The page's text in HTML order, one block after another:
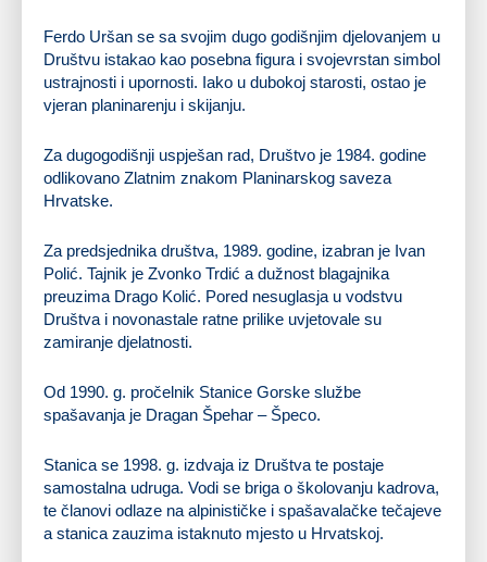
Ferdo Uršan se sa svojim dugo godišnjim djelovanjem u
Društvu istakao kao posebna figura i svojevrstan simbol
ustrajnosti i upornosti. Iako u dubokoj starosti, ostao je
vjeran planinarenju i skijanju.
Za dugogodišnji uspješan rad, Društvo je 1984. godine
odlikovano Zlatnim znakom Planinarskog saveza
Hrvatske.
Za predsjednika društva, 1989. godine, izabran je Ivan
Polić. Tajnik je Zvonko Trdić a dužnost blagajnika
preuzima Drago Kolić. Pored nesuglasja u vodstvu
Društva i novonastale ratne prilike uvjetovale su
zamiranje djelatnosti.
Od 1990. g. pročelnik Stanice Gorske službe
spašavanja je Dragan Špehar – Špeco.
Stanica se 1998. g. izdvaja iz Društva te postaje
samostalna udruga. Vodi se briga o školovanju kadrova,
te članovi odlaze na alpinističke i spašavalačke tečajeve
a stanica zauzima istaknuto mjesto u Hrvatskoj.